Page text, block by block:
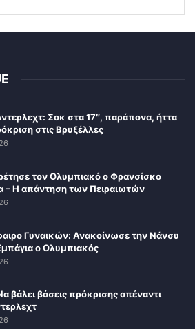
Σοκ στα 17″, παράπονα, ήττα
στις Βρυξέλλες
τον Ολυμπιακό ο Φρανσίσκο
– Η απάντηση των Πειραιωτών
Γυναικών: Ανακοίνωσε την Νάνσυ
ο Ολυμπιακός
βάλει βάσεις πρόκρισης απέναντι